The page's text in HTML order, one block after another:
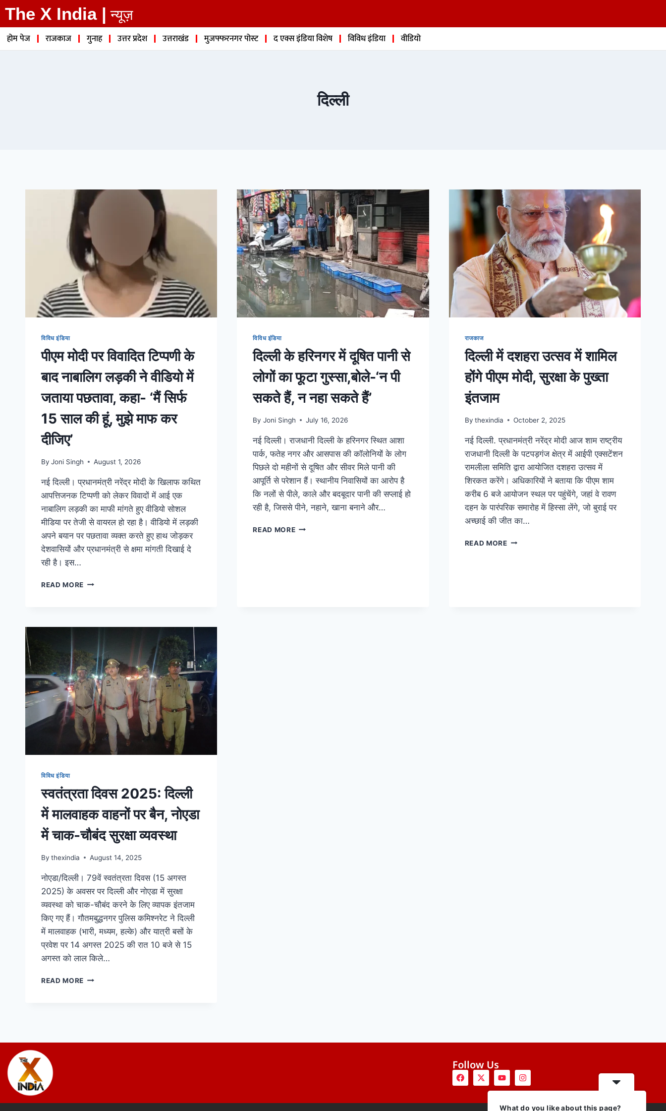
The X India | न्यूज़
होम पेज राजकाज गुनाह उत्तर प्रदेश उत्तराखंड मुजफ्फरनगर पोस्ट द एक्स इंडिया विशेष विविध इंडिया वीडियो
दिल्ली
विविध इंडिया
पीएम मोदी पर विवादित टिप्पणी के
बाद नाबालिग लड़की ने वीडियो में
जताया पछतावा, कहा- ‘मैं सिर्फ
15 साल की हूं, मुझे माफ कर
दीजिए’
By Joni Singh August 1, 2026
नई दिल्ली। प्रधानमंत्री नरेंद्र मोदी के खिलाफ कथित
आपत्तिजनक टिप्पणी को लेकर विवादों में आई एक
नाबालिग लड़की का माफी मांगते हुए वीडियो सोशल
मीडिया पर तेजी से वायरल हो रहा है। वीडियो में लड़की
अपने बयान पर पछतावा व्यक्त करते हुए हाथ जोड़कर
देशवासियों और प्रधानमंत्री से क्षमा मांगती दिखाई दे
रही है। इस…
READ MORE
विविध इंडिया
दिल्ली के हरिनगर में दूषित पानी से
लोगों का फूटा गुस्सा,बोले-‘न पी
सकते हैं, न नहा सकते हैं’
By Joni Singh July 16, 2026
नई दिल्ली। राजधानी दिल्ली के हरिनगर स्थित आशा
पार्क, फतेह नगर और आसपास की कॉलोनियों के लोग
पिछले दो महीनों से दूषित और सीवर मिले पानी की
आपूर्ति से परेशान हैं। स्थानीय निवासियों का आरोप है
कि नलों से पीले, काले और बदबूदार पानी की सप्लाई हो
रही है, जिससे पीने, नहाने, खाना बनाने और…
READ MORE
राजकाज
दिल्ली में दशहरा उत्सव में शामिल
होंगे पीएम मोदी, सुरक्षा के पुख्ता
इंतजाम
By thexindia October 2, 2025
नई दिल्ली. प्रधानमंत्री नरेंद्र मोदी आज शाम राष्ट्रीय
राजधानी दिल्ली के पटपड़गंज क्षेत्र में आईपी एक्सटेंशन
रामलीला समिति द्वारा आयोजित दशहरा उत्सव में
शिरकत करेंगे। अधिकारियों ने बताया कि पीएम शाम
करीब 6 बजे आयोजन स्थल पर पहुंचेंगे, जहां वे रावण
दहन के पारंपरिक समारोह में हिस्सा लेंगे, जो बुराई पर
अच्छाई की जीत का…
READ MORE
विविध इंडिया
स्वतंत्रता दिवस 2025: दिल्ली
में मालवाहक वाहनों पर बैन, नोएडा
में चाक-चौबंद सुरक्षा व्यवस्था
By thexindia August 14, 2025
नोएडा/दिल्ली। 79वें स्वतंत्रता दिवस (15 अगस्त
2025) के अवसर पर दिल्ली और नोएडा में सुरक्षा
व्यवस्था को चाक-चौबंद करने के लिए व्यापक इंतजाम
किए गए हैं। गौतमबुद्धनगर पुलिस कमिश्नरेट ने दिल्ली
में मालवाहक (भारी, मध्यम, हल्के) और यात्री बसों के
प्रवेश पर 14 अगस्त 2025 की रात 10 बजे से 15
अगस्त को लाल किले…
READ MORE
Follow Us
What do you like about this page?